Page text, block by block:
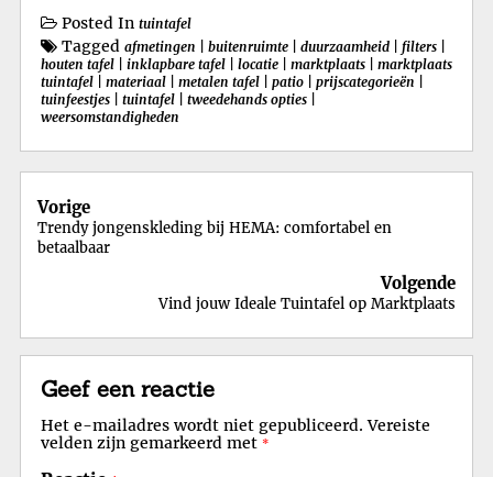
Posted In tuintafel
Tagged afmetingen buitenruimte duurzaamheid filters
houten tafel
inklapbare tafel locatie marktplaats
marktplaats
tuintafel
materiaal metalen tafel patio prijscategorieën
tuinfeestjes
tuintafel tweedehands opties
weersomstandigheden
Berichtnavigatie
Vorige
Trendy jongenskleding bij HEMA: comfortabel en
betaalbaar
Volgende
Vind jouw Ideale Tuintafel op Marktplaats
Geef een reactie
Het e-mailadres wordt niet gepubliceerd. Vereiste
velden zijn gemarkeerd met *